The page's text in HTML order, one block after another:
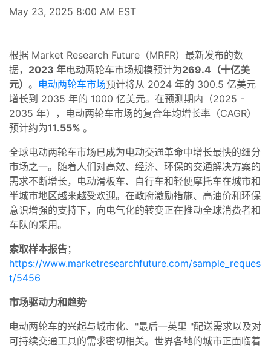
May 23, 2025 8:00 AM EST
根据 Market Research Future（MRFR）最新发布的数
据， 2023 年电动两轮车市场规模预计为269.4（十亿美
元） 。 电动两轮车市场预计将从 2024 年的 300.5 亿美元
增长到 2035 年的 1000 亿美元。在预测期内（2025 -
2035 年），电动两轮车市场的复合年均增长率（CAGR）
预计约为11.55% 。
全球电动两轮车市场已成为电动交通革命中增长最快的细分
市场之一。随着人们对高效、经济、环保的交通解决方案的
需求不断增长，电动滑板车、自行车和轻便摩托车在城市和
半城市地区越来越受欢迎。在政府激励措施、高油价和环保
意识增强的支持下，向电气化的转变正在推动全球消费者和
车队的采用。
索取样本报告；
https://www.marketresearchfuture.com/sample_reques
t/5456
市场驱动力和趋势
电动两轮车的兴起与城市化、"最后一英里 "配送需求以及对
可持续交通工具的需求密切相关。世界各地的城市正面临着